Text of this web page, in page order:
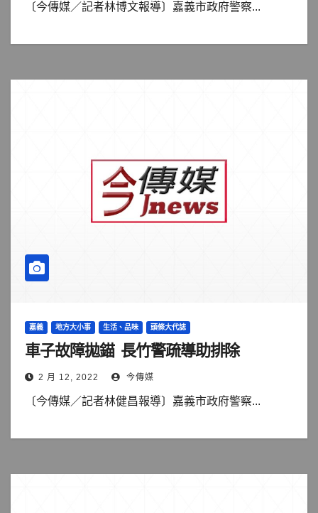
〔今傳媒／記者林博文報導〕嘉義市政府警察...
嘉義 地方大小事 生活、品味 頭條大代誌
車子故障拋錨 長竹警疏導助排除
2 月 12, 2022 今傳媒
〔今傳媒／記者林健昌報導〕嘉義市政府警察...